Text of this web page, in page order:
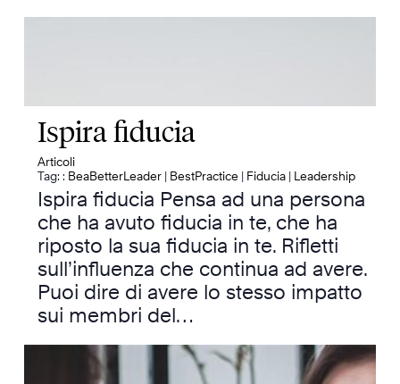
Ispira fiducia
Articoli
Tag: : BeaBetterLeader | BestPractice | Fiducia | Leadership
Ispira fiducia Pensa ad una persona
che ha avuto fiducia in te, che ha
riposto la sua fiducia in te. Rifletti
sull’influenza che continua ad avere.
Puoi dire di avere lo stesso impatto
sui membri del…